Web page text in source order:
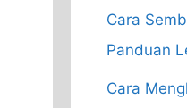
Cara
Panduan
Cara